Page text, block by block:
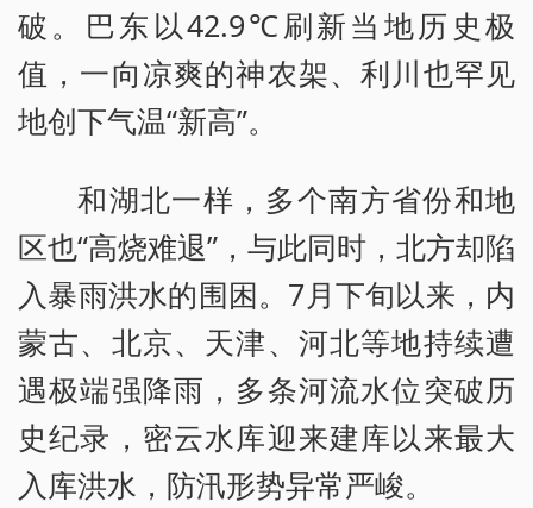
破。巴东以42.9℃刷新当地历史极
值，一向凉爽的神农架、利川也罕见
地创下气温“新高”。
和湖北一样，多个南方省份和地
区也“高烧难退”，与此同时，北方却陷
入暴雨洪水的围困。7月下旬以来，内
蒙古、北京、天津、河北等地持续遭
遇极端强降雨，多条河流水位突破历
史纪录，密云水库迎来建库以来最大
入库洪水，防汛形势异常严峻。